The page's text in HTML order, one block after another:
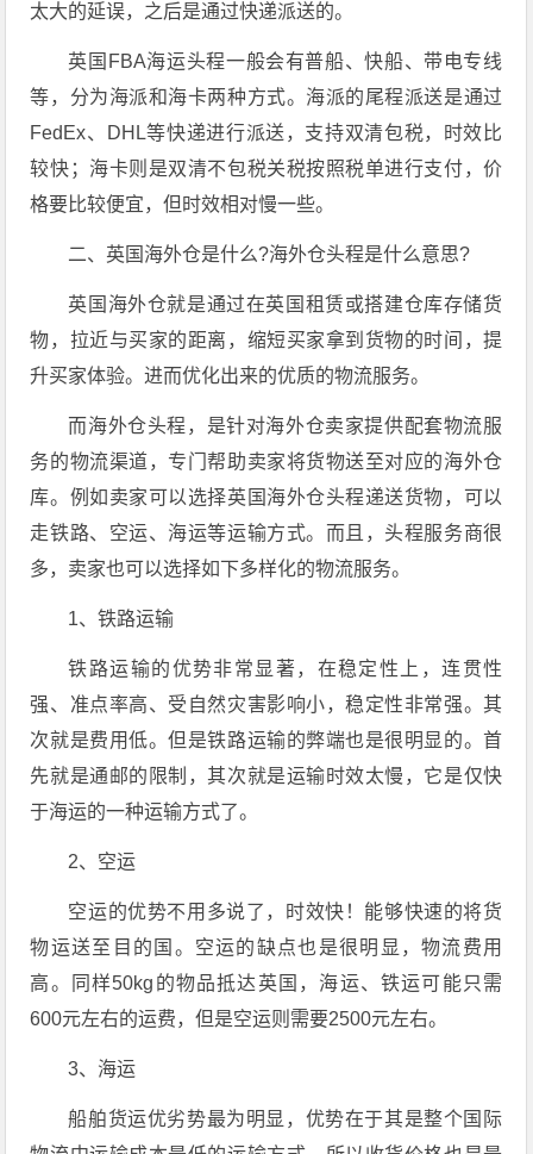
太大的延误，之后是通过快递派送的。
英国FBA海运头程一般会有普船、快船、带电专线
等，分为海派和海卡两种方式。海派的尾程派送是通过
FedEx、DHL等快递进行派送，支持双清包税，时效比
较快；海卡则是双清不包税关税按照税单进行支付，价
格要比较便宜，但时效相对慢一些。
二、英国海外仓是什么?海外仓头程是什么意思?
英国海外仓就是通过在英国租赁或搭建仓库存储货
物，拉近与买家的距离，缩短买家拿到货物的时间，提
升买家体验。进而优化出来的优质的物流服务。
而海外仓头程，是针对海外仓卖家提供配套物流服
务的物流渠道，专门帮助卖家将货物送至对应的海外仓
库。例如卖家可以选择英国海外仓头程递送货物，可以
走铁路、空运、海运等运输方式。而且，头程服务商很
多，卖家也可以选择如下多样化的物流服务。
1、铁路运输
铁路运输的优势非常显著，在稳定性上，连贯性
强、准点率高、受自然灾害影响小，稳定性非常强。其
次就是费用低。但是铁路运输的弊端也是很明显的。首
先就是通邮的限制，其次就是运输时效太慢，它是仅快
于海运的一种运输方式了。
2、空运
空运的优势不用多说了，时效快！能够快速的将货
物运送至目的国。空运的缺点也是很明显，物流费用
高。同样50kg的物品抵达英国，海运、铁运可能只需
600元左右的运费，但是空运则需要2500元左右。
3、海运
船舶货运优劣势最为明显，优势在于其是整个国际